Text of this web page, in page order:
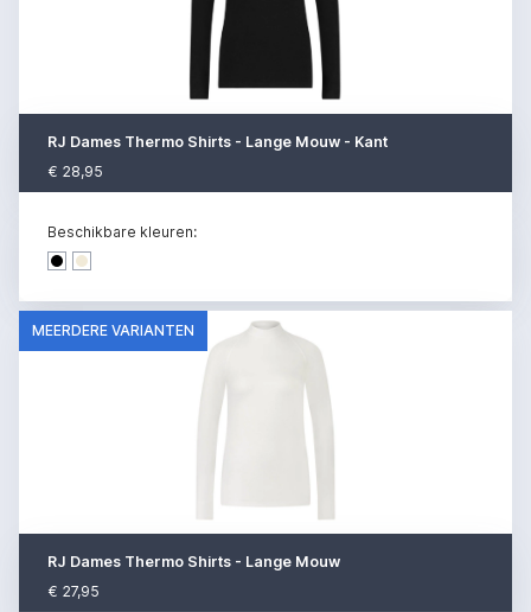
RJ Dames Thermo Shirts - Lange Mouw - Kant
€ 28,95
Beschikbare kleuren:
Dark denim
Dark denim
MEERDERE VARIANTEN
RJ Dames Thermo Shirts - Lange Mouw
€ 27,95